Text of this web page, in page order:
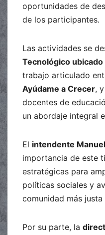
oportunidades de
de los participantes.
Las actividades se
Tecnológico ubicado
trabajo articulado
Ayúdame a Crecer,
docentes de
un abordaje integral
El intendente
importancia de este
estratégicas para
políticas sociales y
comunidad más justa
Por su parte, la